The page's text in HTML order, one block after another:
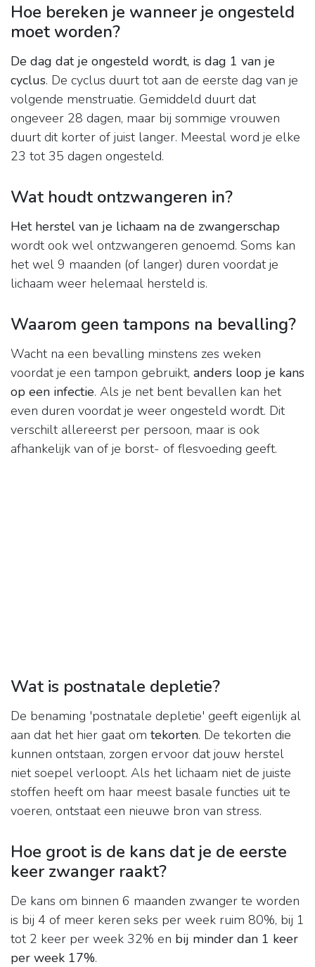
Hoe bereken je wanneer je ongesteld
moet worden?
De dag dat je ongesteld wordt, is dag 1 van je
cyclus. De cyclus duurt tot aan de eerste dag van je
volgende menstruatie. Gemiddeld duurt dat
ongeveer 28 dagen, maar bij sommige vrouwen
duurt dit korter of juist langer. Meestal word je elke
23 tot 35 dagen ongesteld.
Wat houdt ontzwangeren in?
Het herstel van je lichaam na de zwangerschap
wordt ook wel ontzwangeren genoemd. Soms kan
het wel 9 maanden (of langer) duren voordat je
lichaam weer helemaal hersteld is.
Waarom geen tampons na bevalling?
Wacht na een bevalling minstens zes weken
voordat je een tampon gebruikt, anders loop je kans
op een infectie. Als je net bent bevallen kan het
even duren voordat je weer ongesteld wordt. Dit
verschilt allereerst per persoon, maar is ook
afhankelijk van of je borst- of flesvoeding geeft.
Wat is postnatale depletie?
De benaming 'postnatale depletie' geeft eigenlijk al
aan dat het hier gaat om tekorten. De tekorten die
kunnen ontstaan, zorgen ervoor dat jouw herstel
niet soepel verloopt. Als het lichaam niet de juiste
stoffen heeft om haar meest basale functies uit te
voeren, ontstaat een nieuwe bron van stress.
Hoe groot is de kans dat je de eerste
keer zwanger raakt?
De kans om binnen 6 maanden zwanger te worden
is bij 4 of meer keren seks per week ruim 80%, bij 1
tot 2 keer per week 32% en bij minder dan 1 keer
per week 17%.